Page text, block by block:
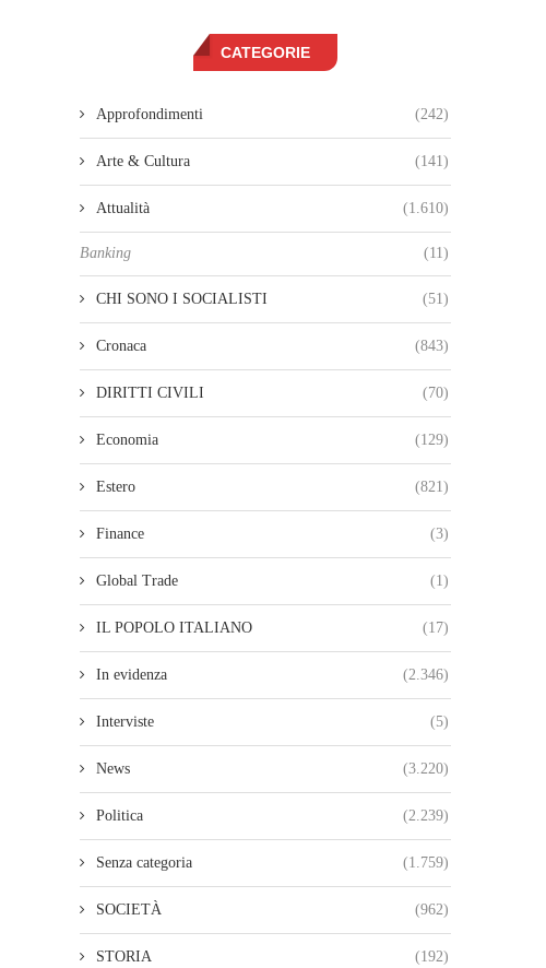
CATEGORIE
Approfondimenti (242)
Arte & Cultura (141)
Attualità (1.610)
Banking (11)
CHI SONO I SOCIALISTI (51)
Cronaca (843)
DIRITTI CIVILI (70)
Economia (129)
Estero (821)
Finance (3)
Global Trade (1)
IL POPOLO ITALIANO (17)
In evidenza (2.346)
Interviste (5)
News (3.220)
Politica (2.239)
Senza categoria (1.759)
SOCIETÀ (962)
STORIA (192)